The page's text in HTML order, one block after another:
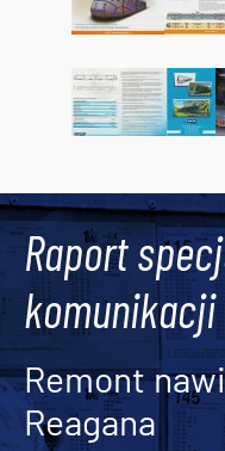
Raport
Remont
Reagana